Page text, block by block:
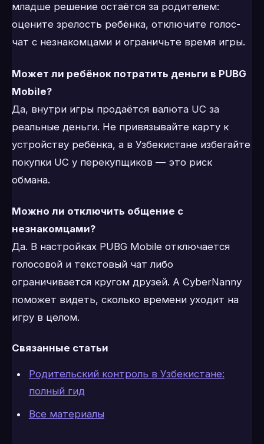
младше решение остаётся за родителем:
оцените зрелость ребёнка, отключите голос-
чат с незнакомцами и ограничьте время игры.
Может ли ребёнок потратить деньги в PUBG
Mobile?
Да, внутри игры продаётся валюта UC за
реальные деньги. Не привязывайте карту к
устройству ребёнка, а в Узбекистане избегайте
покупки UC у перекупщиков — это риск
обмана.
Можно ли отключить общение с
незнакомцами?
Да. В настройках PUBG Mobile отключается
голосовой и текстовый чат либо
ограничивается кругом друзей. А CyberNanny
поможет видеть, сколько времени уходит на
игру в целом.
Связанные статьи
Родительский контроль в Узбекистане:
полный гид
Все материалы